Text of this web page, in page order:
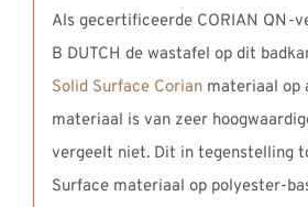
Als gecertificeerde CORIAN QN-
B DUTCH de wastafel op dit
Solid Surface Corianmateriaal op
materiaal is van zeer
vergeelt niet. Dit in tegenstelling
Surface materiaal op polyester-